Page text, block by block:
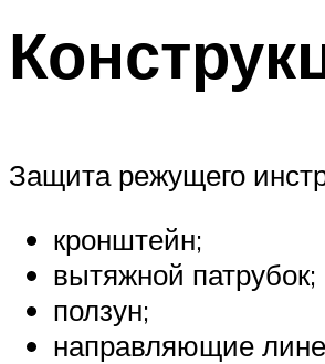
Защита режущего
кронштейн;
вытяжной патрубок;
ползун;
направляющие